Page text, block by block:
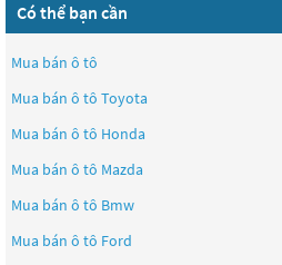
Có thể bạn cần
Mua bán ô tô
Mua bán ô tô Toyota
Mua bán ô tô Honda
Mua bán ô tô Mazda
Mua bán ô tô Bmw
Mua bán ô tô Ford